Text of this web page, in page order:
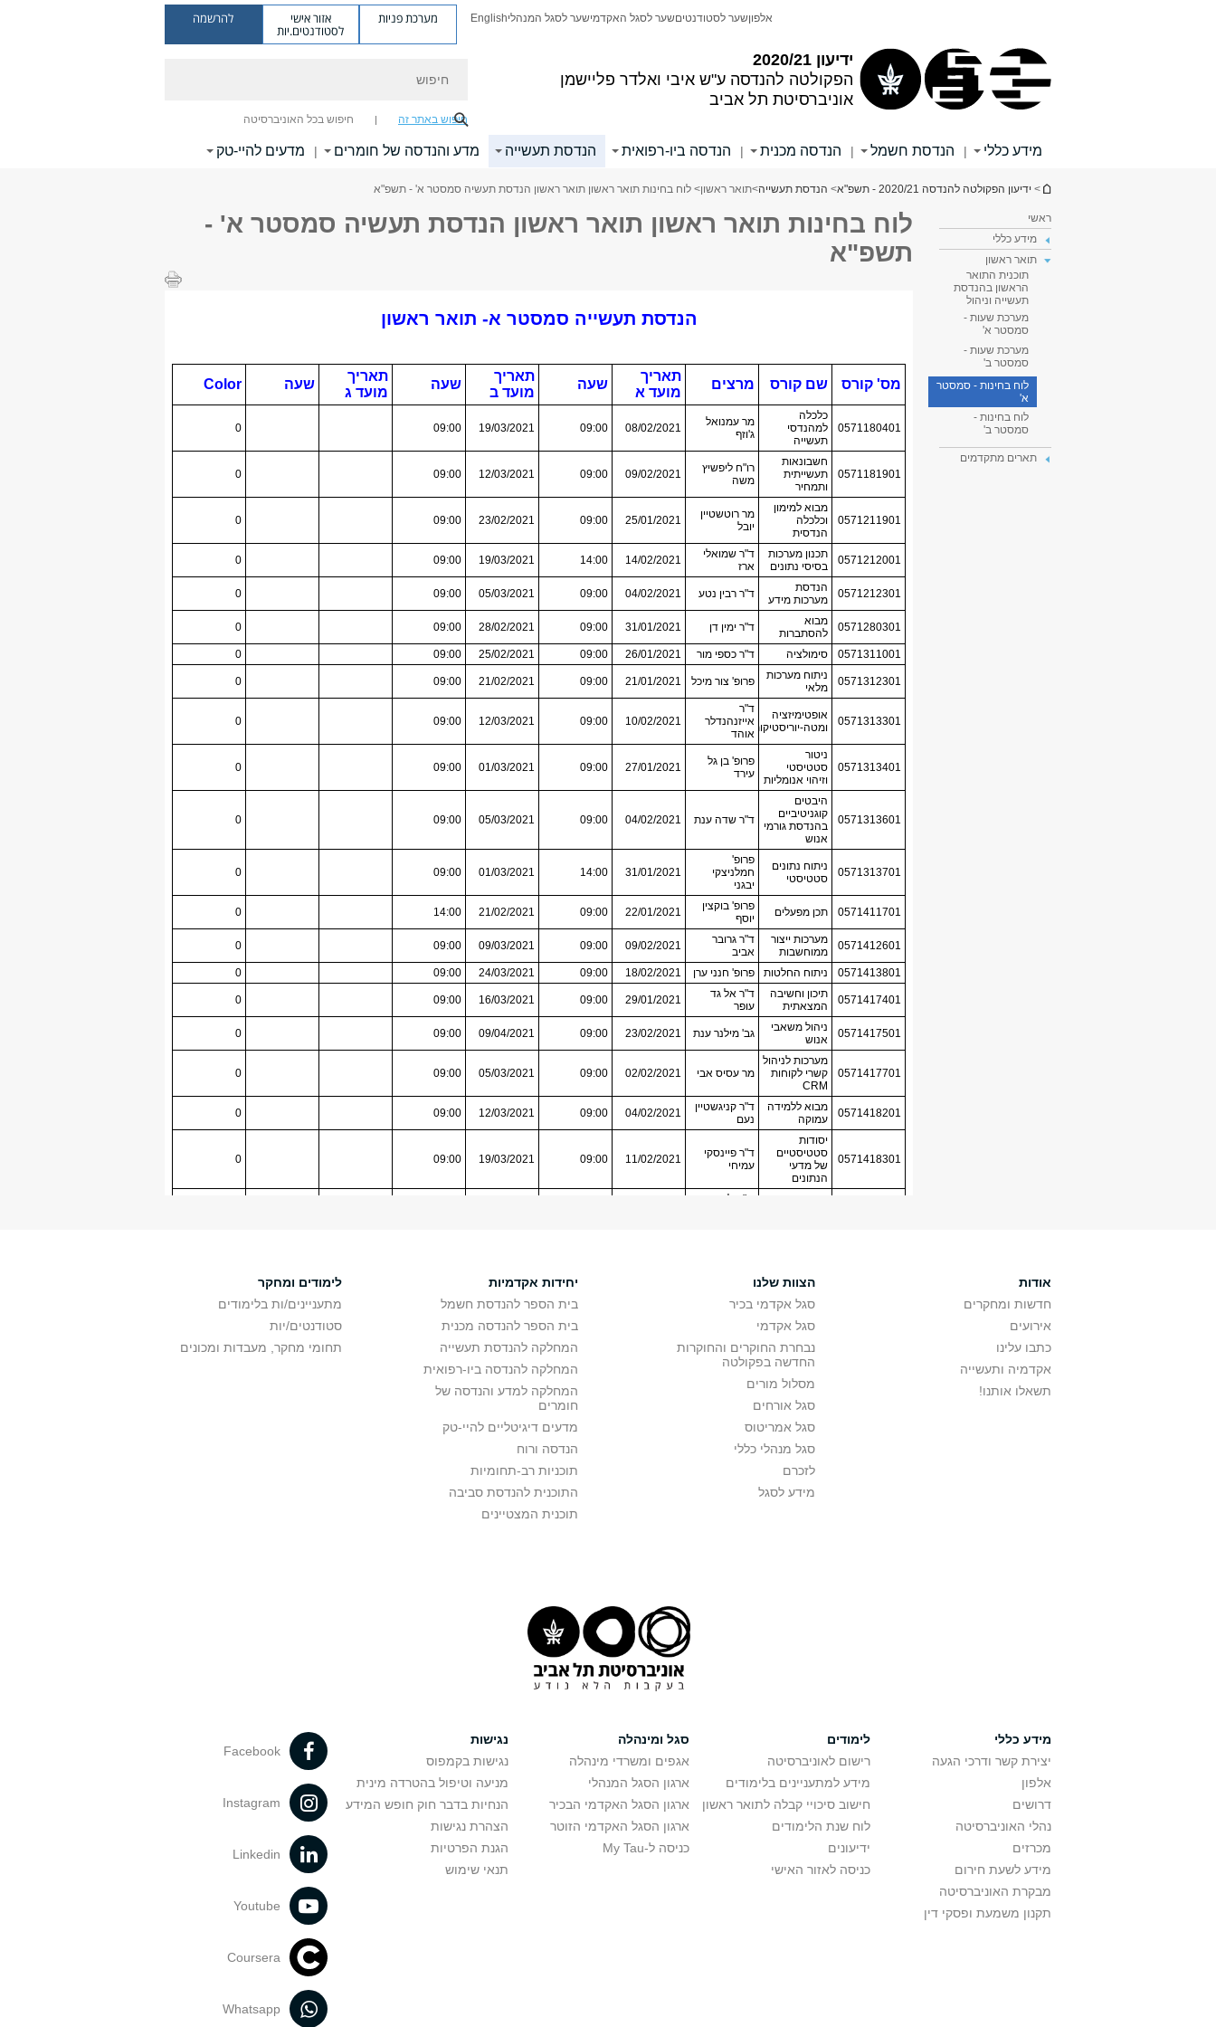
ידיעון 2020/21
הפקולטה להנדסה ע"ש איבי ואלדר פליישמן
אוניברסיטת תל אביב
אלפוןשער לסטודנטיםשער לסגל האקדמישער לסגל המנהליEnglish מערכת פניות אזור אישי
לסטודנטים.יות
להרשמה
חיפוש באתר זה חיפוש בכל האוניברסיטה
מידע כללי | הנדסת חשמל | הנדסה מכנית | הנדסה ביו-רפואית הנדסת תעשייה מדע והנדסה של חומרים | מדעים להיי-טק
הינך נמצא כאן
> ידיעון הפקולטה להנדסה 2020/21 - תשפ"א > הנדסת תעשייה>תואר ראשון> לוח בחינות תואר ראשון תואר ראשון הנדסת תעשיה סמסטר א' - תשפ"א
ראשי
מידע כללי
תואר ראשון
תוכנית התואר
הראשון בהנדסת
תעשייה וניהול
מערכת שעות -
סמסטר א'
מערכת שעות -
סמסטר ב'
לוח בחינות - סמסטר
א'
לוח בחינות -
סמסטר ב'
תארים מתקדמים
לוח בחינות תואר ראשון תואר ראשון הנדסת תעשיה סמסטר א' -
תשפ"א
אודות
חדשות ומחקרים
אירועים
כתבו עלינו
אקדמיה ותעשייה
תשאלו אותנו!
הצוות שלנו
סגל אקדמי בכיר
סגל אקדמי
נבחרת החוקרים והחוקרות
החדשה בפקולטה
מסלול מורים
סגל אורחים
סגל אמריטוס
סגל מנהלי כללי
לזכרם
מידע לסגל
יחידות אקדמיות
בית הספר להנדסת חשמל
בית הספר להנדסה מכנית
המחלקה להנדסת תעשייה
המחלקה להנדסה ביו-רפואית
המחלקה למדע והנדסה של
חומרים
מדעים דיגיטליים להיי-טק
הנדסה ורוח
תוכניות רב-תחומיות
התוכנית להנדסת סביבה
תוכנית המצטיינים
לימודים ומחקר
מתעניינים/ות בלימודים
סטודנטים/יות
תחומי מחקר, מעבדות ומכונים
מידע כללי
יצירת קשר ודרכי הגעה
אלפון
דרושים
נהלי האוניברסיטה
מכרזים
מידע לשעת חירום
מבקרת האוניברסיטה
תקנון משמעת ופסקי דין
לימודים
רישום לאוניברסיטה
מידע למתעניינים בלימודים
חישוב סיכויי קבלה לתואר ראשון
לוח שנת הלימודים
ידיעונים
כניסה לאזור האישי
סגל ומינהלה
אגפים ומשרדי מינהלה
ארגון הסגל המנהלי
ארגון הסגל האקדמי הבכיר
ארגון הסגל האקדמי הזוטר
כניסה ל-My Tau
נגישות
נגישות בקמפוס
מניעה וטיפול בהטרדה מינית
הנחיות בדבר חוק חופש המידע
הצהרת נגישות
הגנת הפרטיות
תנאי שימוש
Facebook
Instagram
Linkedin
Youtube
Coursera
Whatsapp